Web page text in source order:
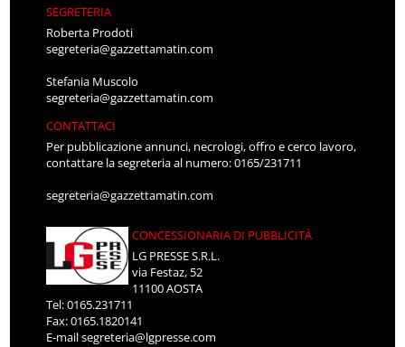
SEGRETERIA
Roberta Prodoti
segreteria@gazzettamatin.com
Stefania Muscolo
segreteria@gazzettamatin.com
CONTATTACI
Per pubblicazione annunci, necrologi, offro e cerco lavoro,
contattare la segreteria al numero: 0165/231711
segreteria@gazzettamatin.com
CONCESSIONARIA DI PUBBLICITÀ
LG PRESSE S.R.L.
via Festaz, 52
11100 AOSTA
Tel: 0165.231711
Fax: 0165.1820141
E-mailsegreteria@lgpresse.com